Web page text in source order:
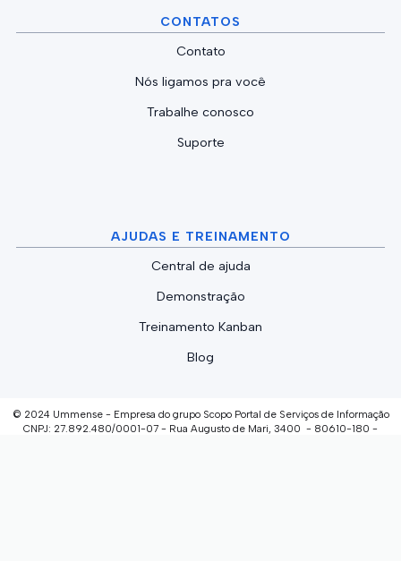
CONTATOS
Contato
Nós ligamos pra você
Trabalhe conosco
Suporte
AJUDAS E TREINAMENTO
Central de ajuda
Demonstração
Treinamento Kanban
Blog
© 2024 Ummense - Empresa do grupo Scopo Portal de Serviços de Informação
CNPJ: 27.892.480/0001-07 - Rua Augusto de Mari, 3400 - 80610-180 -